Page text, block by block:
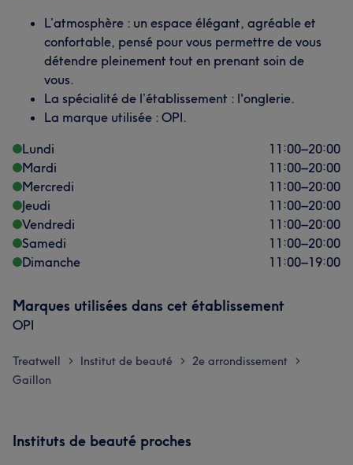
L’atmosphère : un espace élégant, agréable et
confortable, pensé pour vous permettre de vous
détendre pleinement tout en prenant soin de
vous.
La spécialité de l’établissement : l'onglerie.
La marque utilisée : OPI.
Lundi
11:00–20:00
Mardi
11:00–20:00
Mercredi
11:00–20:00
Jeudi
11:00–20:00
Vendredi
11:00–20:00
Samedi
11:00–20:00
Dimanche
11:00–19:00
Marques utilisées dans cet établissement
OPI
Treatwell > Institut de beauté > 2e arrondissement >
Gaillon
Instituts de beauté proches